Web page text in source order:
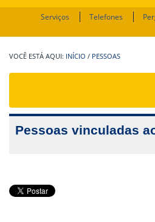
Buscar
Serviços Telefones
INÍCIO / PESSOAS
Pessoas vinculadas